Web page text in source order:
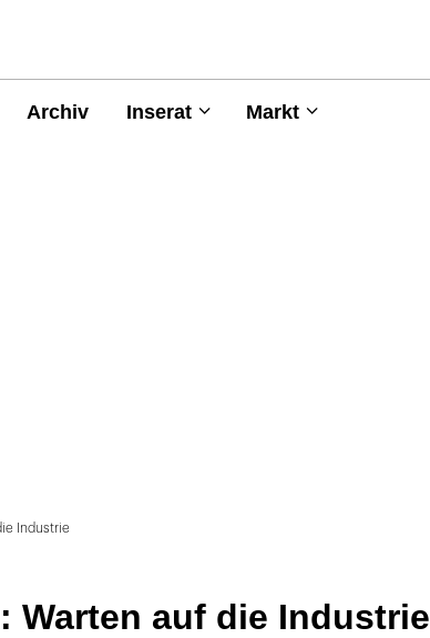
Archiv Inserat Markt
Industrie
Warten auf die Industrie